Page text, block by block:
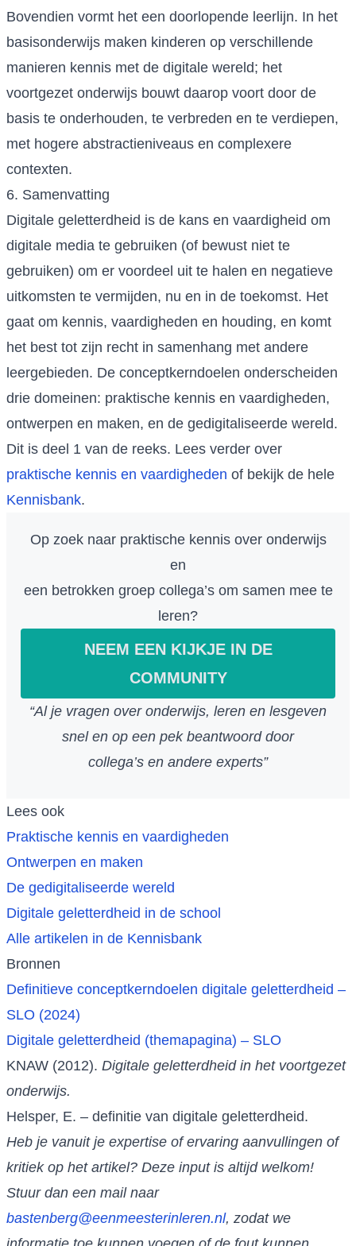
Bovendien vormt het een doorlopende leerlijn. In het
basisonderwijs maken kinderen op verschillende
manieren kennis met de digitale wereld; het
voortgezet onderwijs bouwt daarop voort door de
basis te onderhouden, te verbreden en te verdiepen,
met hogere abstractieniveaus en complexere
contexten.
6. Samenvatting
Digitale geletterdheid is de kans en vaardigheid om
digitale media te gebruiken (of bewust niet te
gebruiken) om er voordeel uit te halen en negatieve
uitkomsten te vermijden, nu en in de toekomst. Het
gaat om kennis, vaardigheden en houding, en komt
het best tot zijn recht in samenhang met andere
leergebieden. De conceptkerndoelen onderscheiden
drie domeinen: praktische kennis en vaardigheden,
ontwerpen en maken, en de gedigitaliseerde wereld.
Dit is deel 1 van de reeks. Lees verder over
praktische kennis en vaardigheden of bekijk de hele
Kennisbank.
Op zoek naar praktische kennis over onderwijs
en
een betrokken groep collega’s om samen mee te
leren?
NEEM EEN KIJKJE IN DE
COMMUNITY
“Al je vragen over onderwijs, leren en lesgeven
snel en op een pek beantwoord door
collega’s en andere experts”
Lees ook
Praktische kennis en vaardigheden
Ontwerpen en maken
De gedigitaliseerde wereld
Digitale geletterdheid in de school
Alle artikelen in de Kennisbank
Bronnen
Definitieve conceptkerndoelen digitale geletterdheid –
SLO (2024)
Digitale geletterdheid (themapagina) – SLO
KNAW (2012). Digitale geletterdheid in het voortgezet
onderwijs.
Helsper, E. – definitie van digitale geletterdheid.
Heb je vanuit je expertise of ervaring aanvullingen of
kritiek op het artikel? Deze input is altijd welkom!
Stuur dan een mail naar
bastenberg@eenmeesterinleren.nl, zodat we